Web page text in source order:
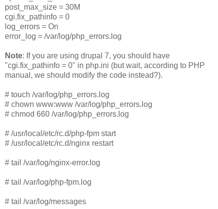
post_max_size = 30M
cgi.fix_pathinfo = 0
log_errors = On
error_log = /var/log/php_errors.log
Note: If you are using drupal 7, you should have
"cgi.fix_pathinfo = 0" in php.ini (but wait, according to PHP
manual, we should modify the code instead?).
# touch /var/log/php_errors.log
# chown www:www /var/log/php_errors.log
# chmod 660 /var/log/php_errors.log
# /usr/local/etc/rc.d/php-fpm start
# /usr/local/etc/rc.d/nginx restart
# tail /var/log/nginx-error.log
# tail /var/log/php-fpm.log
# tail /var/log/messages